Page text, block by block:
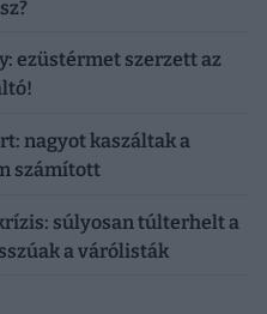
ezüstérmet szerzett az
nagyot kaszáltak a
számított
súlyosan túlterhelt a
a várólisták